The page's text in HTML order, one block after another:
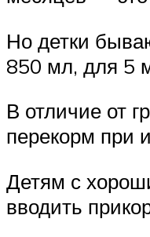
Но детки
850 мл, для 5
В отличие от
перекорм при
Детям с
вводить